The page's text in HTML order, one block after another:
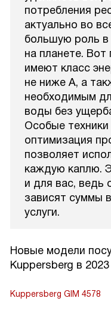
потребления
актуально во
большую роль в
на планете.
имеют класс
не ниже А, а
необходимым
воды без
Особые техники
оптимизация
позволяет
каждую каплю.
и для вас, ведь
зависят суммы
услуги.
Новые модели
Kuppersberg в
Kuppersberg GIM 4578